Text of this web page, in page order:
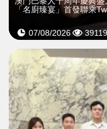
「名廚臻宴」首發聯乘
07/08/2026 39119